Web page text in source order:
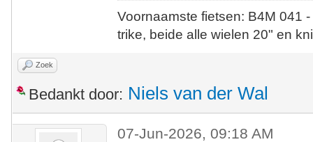
Voornaamste fietsen: B4M
trike, beide alle wielen 20" en
Zoek
Bedankt door: Niels van der Wal
07-Jun-2026, 09:18 AM